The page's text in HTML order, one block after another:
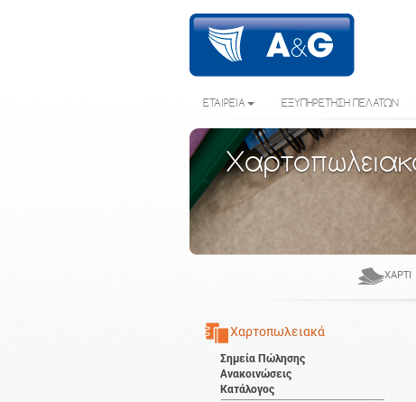
ΕΤΑΙΡΕΙΑ ΕΞΥΠΗΡΕΤΗΣΗ ΠΕΛΑΤΩΝ
ΧΑΡΤΊ
Χαρτοπωλειακά
Σημεία Πώλησης
Ανακοινώσεις
Κατάλογος